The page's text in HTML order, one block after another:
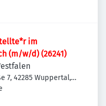
im
(m/w/d) (26241)
7, 42285 Wuppertal,